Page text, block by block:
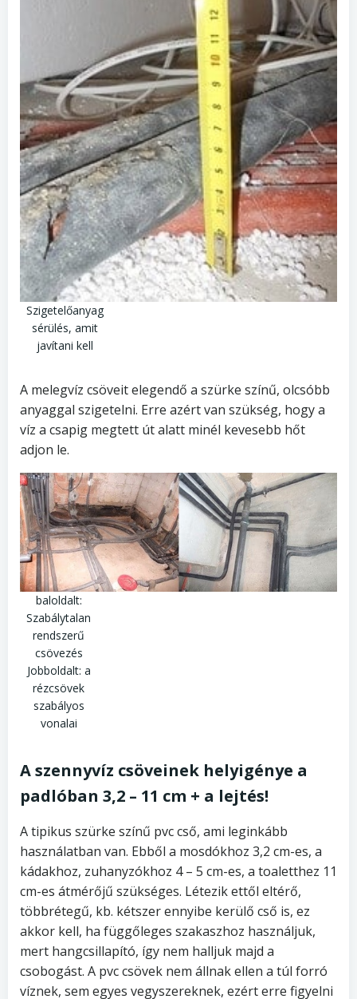
Szigetelőanyag
sérülés, amit
javítani kell
A melegvíz csöveit elegendő a szürke színű, olcsóbb
anyaggal szigetelni. Erre azért van szükség, hogy a
víz a csapig megtett út alatt minél kevesebb hőt
adjon le.
baloldalt:
Szabálytalan
rendszerű
csövezés
Jobboldalt: a
rézcsövek
szabályos
vonalai
A szennyvíz csöveinek helyigénye a
padlóban 3,2 – 11 cm + a lejtés!
A tipikus szürke színű pvc cső, ami leginkább
használatban van. Ebből a mosdókhoz 3,2 cm-es, a
kádakhoz, zuhanyzókhoz 4 – 5 cm-es, a toaletthez 11
cm-es átmérőjű szükséges. Létezik ettől eltérő,
többrétegű, kb. kétszer ennyibe kerülő cső is, ez
akkor kell, ha függőleges szakaszhoz használjuk,
mert hangcsillapító, így nem halljuk majd a
csobogást. A pvc csövek nem állnak ellen a túl forró
víznek, sem egyes vegyszereknek, ezért erre figyelni